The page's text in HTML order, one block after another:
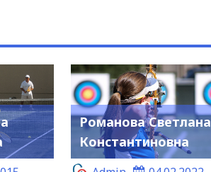
Романова Светлана
Константиновна